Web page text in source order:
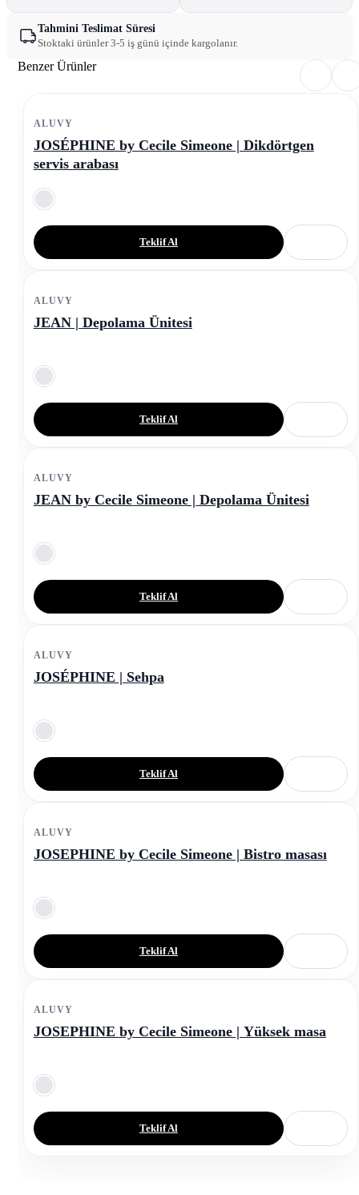
Tahmini Teslimat Süresi
Stoktaki ürünler 3-5 iş günü içinde kargolanır.
Benzer Ürünler
ALUVY
JOSÉPHINE by Cecile Simeone | Dikdörtgen
servis arabası
Teklif Al
ALUVY
JEAN | Depolama Ünitesi
Teklif Al
ALUVY
JEAN by Cecile Simeone | Depolama Ünitesi
Teklif Al
ALUVY
JOSÉPHINE | Sehpa
Teklif Al
ALUVY
JOSEPHINE by Cecile Simeone | Bistro masası
Teklif Al
ALUVY
JOSEPHINE by Cecile Simeone | Yüksek masa
Teklif Al